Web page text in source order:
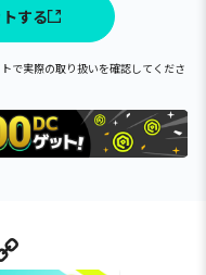
する
で実際の取り扱いを確認してくださ